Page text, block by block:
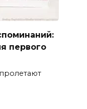
первого